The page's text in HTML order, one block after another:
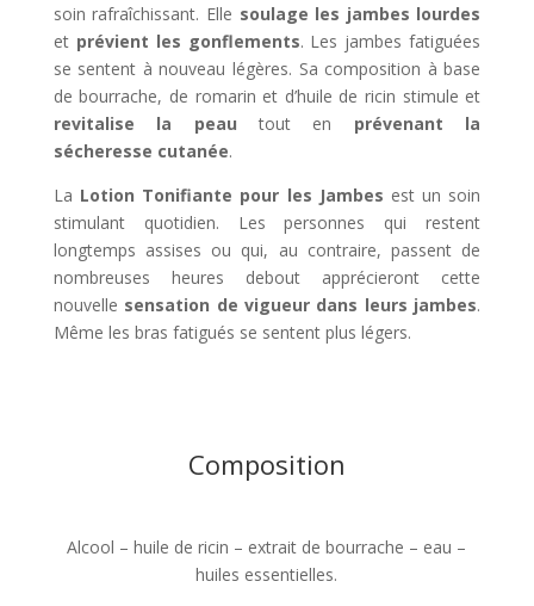
soin rafraîchissant. Elle soulage les jambes lourdes
et prévient les gonflements. Les jambes fatiguées
se sentent à nouveau légères. Sa composition à base
de bourrache, de romarin et d’huile de ricin stimule et
revitalise la peau tout en prévenant la
sécheresse cutanée.
La Lotion Tonifiante pour les Jambes est un soin
stimulant quotidien. Les personnes qui restent
longtemps assises ou qui, au contraire, passent de
nombreuses heures debout apprécieront cette
nouvelle sensation de vigueur dans leurs jambes.
Même les bras fatigués se sentent plus légers.
Composition
Alcool – huile de ricin – extrait de bourrache – eau –
huiles essentielles.